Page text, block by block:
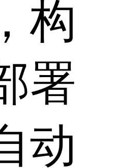
构
署
动